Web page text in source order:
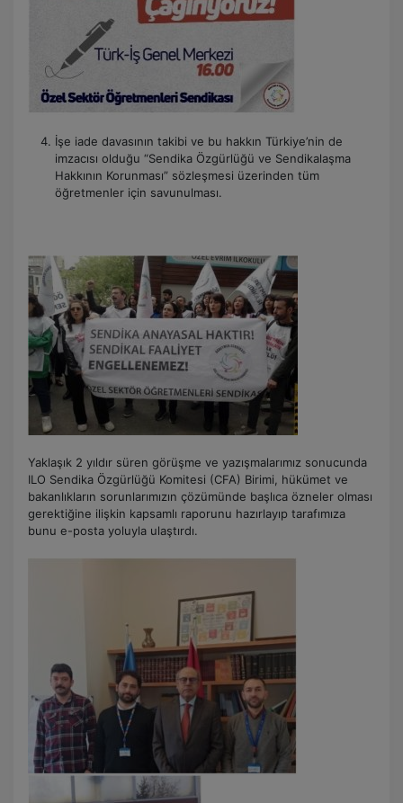
İşe iade davasının takibi ve bu hakkın Türkiye’nin de
imzacısı olduğu “Sendika Özgürlüğü ve Sendikalaşma
Hakkının Korunması” sözleşmesi üzerinden tüm
öğretmenler için savunulması.
Yaklaşık 2 yıldır süren görüşme ve yazışmalarımız sonucunda
ILO Sendika Özgürlüğü Komitesi (CFA) Birimi, hükümet ve
bakanlıkların sorunlarımızın çözümünde başlıca özneler olması
gerektiğine ilişkin kapsamlı raporunu hazırlayıp tarafımıza
bunu e-posta yoluyla ulaştırdı.